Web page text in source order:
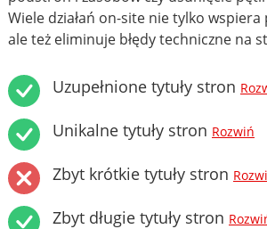
Wiele działań on-site nie tylko
ale też eliminuje błędy techniczne na
Uzupełnione tytuły stron
Unikalne tytuły stron Rozwiń
Zbyt krótkie tytuły stron
Zbyt długie tytuły stron